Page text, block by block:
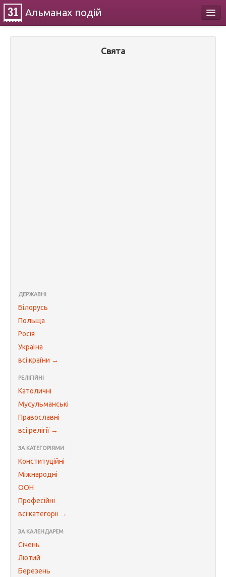
Альманах подій
Свята
ДЕРЖАВНІ
Білорусь
Польща
Росія
Україна
всі країни →
РЕЛІГІЙНІ
Католичні
Мусульманські
Православні
всі релігії →
ЗА КАТЕГОРІЯМИ
Конституційні
Міжнародні
ООН
Професійні
всі категорії →
ЗА КАЛЕНДАРЕМ
Січень
Лютий
Березень